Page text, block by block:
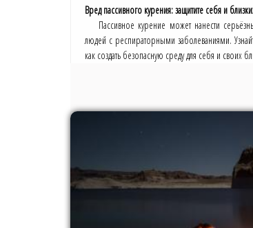
Вред пассивного курения: защитите себя и
Пассивное курение может нанести
людей с респираторными заболеваниями.
как создать безопасную среду для себя и своих